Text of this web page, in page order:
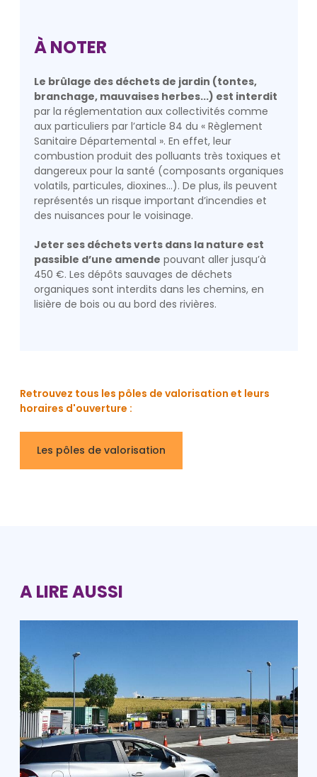
À NOTER
Le brûlage des déchets de jardin (tontes,
branchage, mauvaises herbes...) est interdit
par la réglementation aux collectivités comme
aux particuliers par l’article 84 du « Règlement
Sanitaire Départemental ». En effet, leur
combustion produit des polluants très toxiques et
dangereux pour la santé (composants organiques
volatils, particules, dioxines…). De plus, ils peuvent
représentés un risque important d’incendies et
des nuisances pour le voisinage.
Jeter ses déchets verts dans la nature est
passible d’une amende pouvant aller jusqu’à
450 €. Les dépôts sauvages de déchets
organiques sont interdits dans les chemins, en
lisière de bois ou au bord des rivières.
Retrouvez tous les pôles de valorisation et leurs
horaires d'ouverture :
Les pôles de valorisation
A LIRE AUSSI